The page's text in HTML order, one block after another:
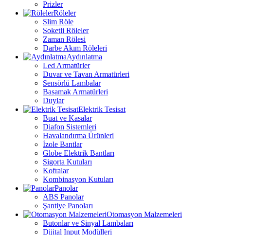
Prizler
Röleler
Slim Röle
Soketli Röleler
Zaman Rölesi
Darbe Akım Röleleri
Aydınlatma
Led Armatürler
Duvar ve Tavan Armatürleri
Sensörlü Lambalar
Basamak Armatürleri
Duylar
Elektrik Tesisat
Buat ve Kasalar
Diafon Sistemleri
Havalandırma Ürünleri
İzole Bantlar
Globe Elektrik Bantları
Sigorta Kutuları
Kofralar
Kombinasyon Kutuları
Panolar
ABS Panolar
Şantiye Panoları
Otomasyon Malzemeleri
Butonlar ve Sinyal Lambaları
Dijital Input Modülleri